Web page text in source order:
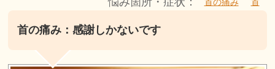
首の痛み 首
首の痛み：感謝しかないです